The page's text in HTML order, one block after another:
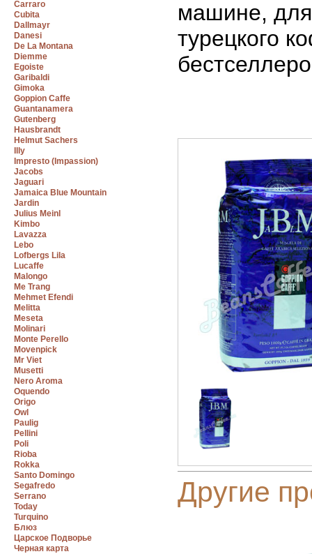
Carraro
Cubita
Dallmayr
Danesi
De La Montana
Diemme
Egoiste
Garibaldi
Gimoka
Goppion Caffe
Guantanamera
Gutenberg
Hausbrandt
Helmut Sachers
Illy
Impresto (Impassion)
Jacobs
Jaguari
Jamaica Blue Mountain
Jardin
Julius Meinl
Kimbo
Lavazza
Lebo
Lofbergs Lila
Lucaffe
Malongo
Me Trang
Mehmet Efendi
Melitta
Meseta
Molinari
Monte Perello
Movenpick
Mr Viet
Musetti
Nero Aroma
Oquendo
Origo
Owl
Paulig
Pellini
Poli
Rioba
Rokka
Santo Domingo
Segafredo
Serrano
Today
Turquino
Блюз
Царское Подворье
Черная карта
машине,
турецкого
Другие